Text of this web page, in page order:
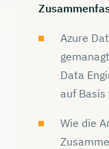
Azure
Data
auf Basis
Wie die